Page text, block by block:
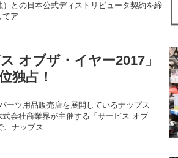
との日本公式ディストリビュータ契約を締
てア
オブザ・イヤー2017」
独占！
ーツ用品販売店を展開しているナップス
会社商業界が主催する「サービス オブ
、ナップス